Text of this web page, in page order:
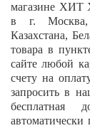
магазине ХИТ
в г. Москва,
Казахстана,
товара в
сайте любой
счету на
запросить в
бесплатная
автоматически